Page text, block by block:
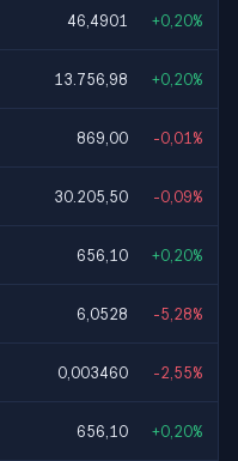
46,4901 +0,20%
13.756,98 +0,20%
869,00 -0,01%
30.205,50 -0,09%
656,10 +0,20%
6,0528 -5,28%
0,003460 -2,55%
656,10 +0,20%